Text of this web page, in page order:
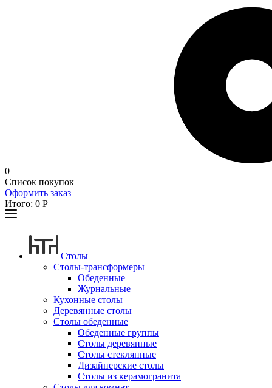
0
Список покупок
Оформить заказ
Итого: 0 Р
Столы
Столы-трансформеры
Обеденные
Журнальные
Кухонные столы
Деревянные столы
Столы обеденные
Обеденные группы
Столы деревянные
Столы стеклянные
Дизайнерские столы
Столы из керамогранита